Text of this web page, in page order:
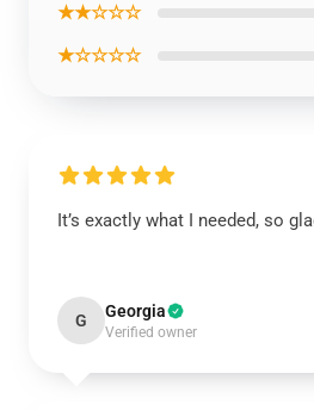
★★☆☆☆
★☆☆☆☆
It’s exactly what I needed, so
G Georgia
Verified owner